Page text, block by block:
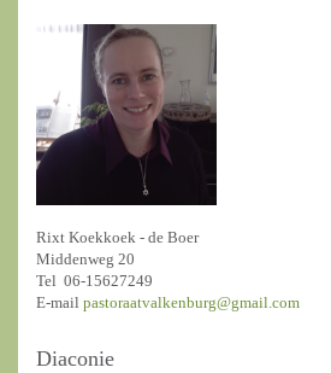
Rixt Koekkoek - de Boer
Middenweg 20
Tel 06-15627249
E-mail pastoraatvalkenburg@gmail.com
Diaconie